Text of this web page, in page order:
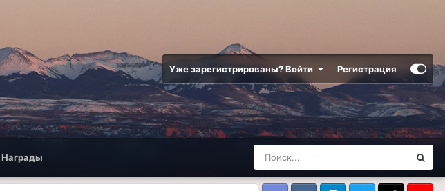
Уже зарегистрированы? Войти Регистрация
Награды